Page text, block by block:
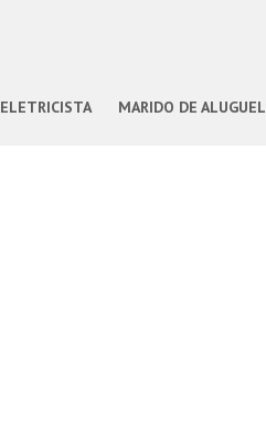
ELETRICISTA MARIDO DE ALUGUEL